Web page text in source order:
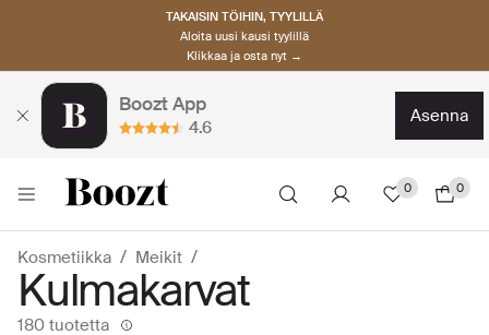
TAKAISIN TÖIHIN, TYYLILLÄ
Aloita uusi kausi tyylillä
Klikkaa ja osta nyt →
Boozt App
4.6
asenna
0 0
Kosmetiikka Meikit
Kulmakarvat
180 tuotetta